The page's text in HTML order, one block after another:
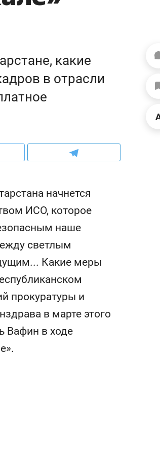
какие
в отрасли
начнется
ИСО, которое
наше
светлым
Какие меры
прокуратуры и
в марте этого
Вафин в ходе
и Face
будет
Опыт выживания в дикой
природе, работа
состоянием как основа
антихрупких команд